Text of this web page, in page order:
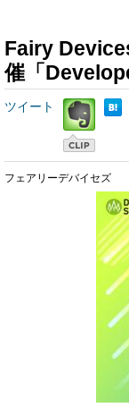
Fairy
催「
ツイート
フェアリーデバイセズ